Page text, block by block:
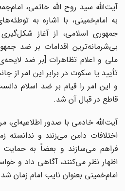
آیت‌الله سید روح الله خاتمی،
به امام‌خمینی، با اشاره به
جمهوری اسلامی، از آغاز
بی‌شرمانه‌ترین اقدامات بر ضد
ملی و اعلام تظاهرات [بر ضد
تأیید یا سکوت در برابر این امر از
و این امر را قیام بر ضد اسلام
قاطع در قبال آن شد.
آیت‌الله خادمی با صدور اطلاعیه‌ای،
اختلافات دامن می‌زنند و ندانسته
فراهم می‌سازند و بعضاً به حمایت
اظهار نظر می‌کنند، آگاهی داد و
امام‌خمینی بعنوان نایب امام زمان شد.